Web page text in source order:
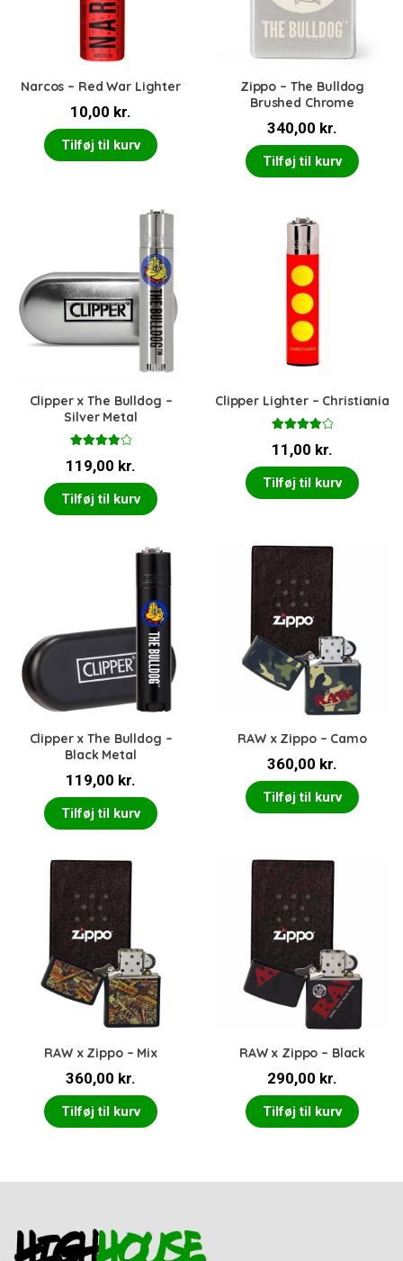
Narcos – Red War Lighter
10,00 kr.
Tilføj til kurv
Zippo – The Bulldog
Brushed Chrome
340,00 kr.
Tilføj til kurv
Clipper x The Bulldog –
Silver Metal
4.00ud
af 5
119,00 kr.
Tilføj til kurv
Clipper Lighter – Christiania
4.00ud
af 5
11,00 kr.
Tilføj til kurv
Clipper x The Bulldog –
Black Metal
119,00 kr.
Tilføj til kurv
RAW x Zippo – Camo
360,00 kr.
Tilføj til kurv
RAW x Zippo – Mix
360,00 kr.
Tilføj til kurv
RAW x Zippo – Black
290,00 kr.
Tilføj til kurv